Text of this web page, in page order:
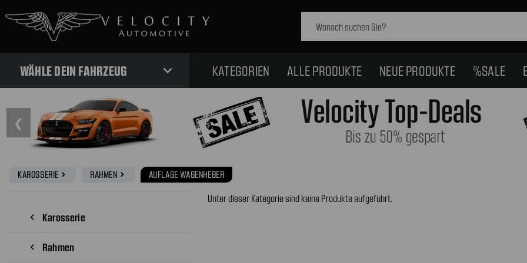
WÄHLE DEIN FAHRZEUG expand_more KATEGORIEN ALLE PRODUKTE NEUE PRODUKTE %SALE
❮
KAROSSERIE navigate_next RAHMEN navigate_next AUFLAGE WAGENHEBER
navigate_before Karosserie
navigate_before Rahmen
Unter dieser Kategorie sind keine Produkte aufgeführt.